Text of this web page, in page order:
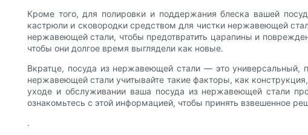
Кроме того, для полировки и поддержания блеска вашей
кастрюли и сковородки средством для чистки нержавеющей
нержавеющей стали, чтобы предотвратить царапины и
чтобы они долгое время выглядели как новые.
Вкратце, посуда из нержавеющей стали — это
нержавеющей стали учитывайте такие факторы, как
уходе и обслуживании ваша посуда из нержавеющей стали
ознакомьтесь с этой информацией, чтобы принять взвешенное
.